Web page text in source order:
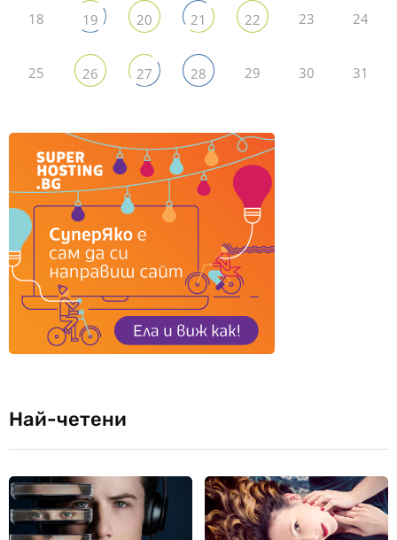
18 19 20 21 22 23 24
25 26 27 28 29 30 31
Най-четени